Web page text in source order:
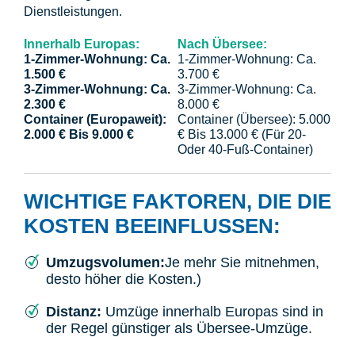
Dienstleistungen.
Innerhalb Europas:
1-Zimmer-Wohnung: Ca.
1.500 €
3-Zimmer-Wohnung: Ca.
2.300 €
Container (europaweit):
2.000 € Bis 9.000 €
Nach Übersee:
1-Zimmer-Wohnung: Ca.
3.700 €
3-Zimmer-Wohnung: Ca.
8.000 €
Container (Übersee): 5.000
€ Bis 13.000 € (für 20-
Oder 40-Fuß-Container)
WICHTIGE FAKTOREN, DIE DIE
KOSTEN BEEINFLUSSEN:
Umzugsvolumen:Je mehr Sie mitnehmen,
desto höher die Kosten.)
Distanz: Umzüge innerhalb Europas sind in
der Regel günstiger als Übersee-Umzüge.